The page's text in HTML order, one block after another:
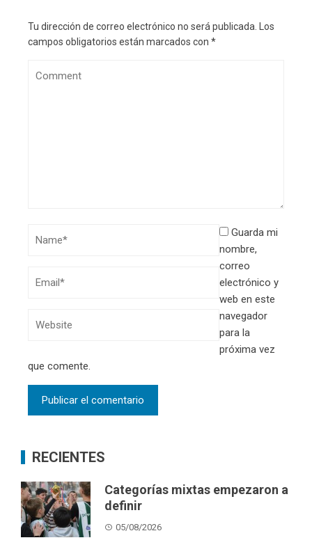
Tu dirección de correo electrónico no será publicada.
Los
campos obligatorios están marcados con *
Guarda mi
nombre,
correo
electrónico y
web en este
navegador
para la
próxima vez
que comente.
RECIENTES
Categorías mixtas empezaron a
definir
05/08/2026